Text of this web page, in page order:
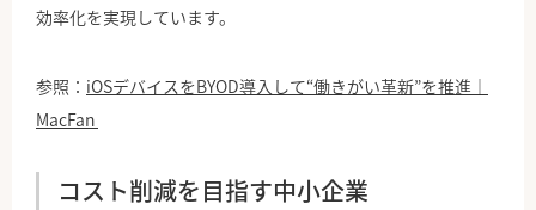
効率化を実現しています。
参照： iOSデバイスをBYOD導入して“働きがい革新”を推進｜
MacFan
コスト削減を目指す中小企業